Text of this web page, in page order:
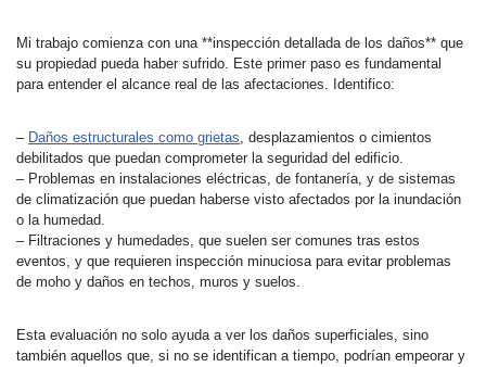
Mi trabajo comienza con una **inspección detallada de los daños** que
su propiedad pueda haber sufrido. Este primer paso es fundamental
para entender el alcance real de las afectaciones. Identifico:
– Daños estructurales como grietas, desplazamientos o cimientos
debilitados que puedan comprometer la seguridad del edificio.
– Problemas en instalaciones eléctricas, de fontanería, y de sistemas
de climatización que puedan haberse visto afectados por la inundación
o la humedad.
– Filtraciones y humedades, que suelen ser comunes tras estos
eventos, y que requieren inspección minuciosa para evitar problemas
de moho y daños en techos, muros y suelos.
Esta evaluación no solo ayuda a ver los daños superficiales, sino
también aquellos que, si no se identifican a tiempo, podrían empeorar y